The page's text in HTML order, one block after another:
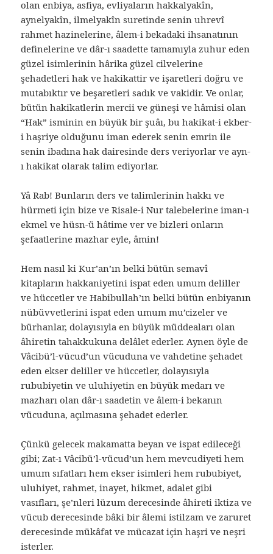
olan enbiya, asfiya, evliyaların hakkalyakîn,
aynelyakîn, ilmelyakîn suretinde senin uhrevî
rahmet hazinelerine, âlem-i bekadaki ihsanatının
definelerine ve dâr-ı saadette tamamıyla zuhur eden
güzel isimlerinin hârika güzel cilvelerine
şehadetleri hak ve hakikattir ve işaretleri doğru ve
mutabıktır ve beşaretleri sadık ve vakidir. Ve onlar,
bütün hakikatlerin mercii ve güneşi ve hâmisi olan
“Hak” isminin en büyük bir şuâı, bu hakikat-i ekber-
i haşriye olduğunu iman ederek senin emrin ile
senin ibadına hak dairesinde ders veriyorlar ve ayn-
ı hakikat olarak talim ediyorlar.
Yâ Rab! Bunların ders ve talimlerinin hakkı ve
hürmeti için bize ve Risale-i Nur talebelerine iman-ı
ekmel ve hüsn-ü hâtime ver ve bizleri onların
şefaatlerine mazhar eyle, âmin!
Hem nasıl ki Kur’an’ın belki bütün semavî
kitapların hakkaniyetini ispat eden umum deliller
ve hüccetler ve Habibullah’ın belki bütün enbiyanın
nübüvvetlerini ispat eden umum mu’cizeler ve
bürhanlar, dolayısıyla en büyük müddeaları olan
âhiretin tahakkukuna delâlet ederler. Aynen öyle de
Vâcibü’l-vücud’un vücuduna ve vahdetine şehadet
eden ekser deliller ve hüccetler, dolayısıyla
rububiyetin ve uluhiyetin en büyük medarı ve
mazharı olan dâr-ı saadetin ve âlem-i bekanın
vücuduna, açılmasına şehadet ederler.
Çünkü gelecek makamatta beyan ve ispat edileceği
gibi; Zat-ı Vâcibü’l-vücud’un hem mevcudiyeti hem
umum sıfatları hem ekser isimleri hem rububiyet,
uluhiyet, rahmet, inayet, hikmet, adalet gibi
vasıfları, şe’nleri lüzum derecesinde âhireti iktiza ve
vücub derecesinde bâki bir âlemi istilzam ve zaruret
derecesinde mükâfat ve mücazat için haşri ve neşri
isterler.